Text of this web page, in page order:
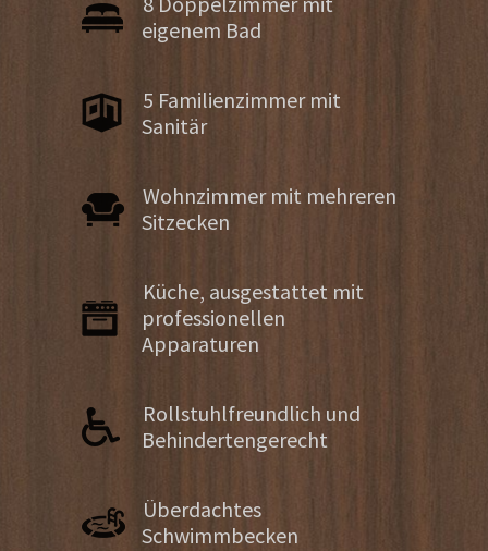
eigenem Bad
5 Familienzimmer mit
Sanitär
Wohnzimmer mit mehreren
Sitzecken
Küche, ausgestattet mit
professionellen
Apparaturen
Rollstuhlfreundlich und
Behindertengerecht
Überdachtes
Schwimmbecken